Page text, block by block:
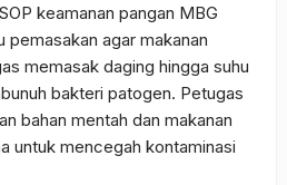
keamanan pangan MBG
pemasakan agar makanan
memasak daging hingga suhu
bakteri patogen. Petugas
bahan mentah dan makanan
untuk mencegah kontaminasi